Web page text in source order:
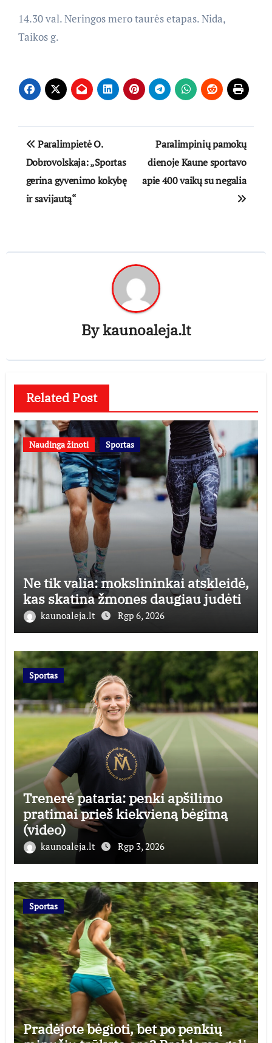
14.30 val. Neringos mero taurės etapas. Nida,
Taikos g.
Navigacija
tarp
įrašų
Paralimpietė O.
Dobrovolskaja: „Sportas
gerina gyvenimo kokybę
ir savijautą“
Paralimpinių pamokų
dienoje Kaune sportavo
apie 400 vaikų su negalia
Bykaunoaleja.lt
Related Post
Naudinga žinoti Sportas
Ne tik valia: mokslininkai atskleidė,
kas skatina žmones daugiau judėti
kaunoaleja.lt Rgp 6, 2026
Sportas
Trenerė pataria: penki apšilimo
pratimai prieš kiekvieną bėgimą
(video)
kaunoaleja.lt Rgp 3, 2026
Sportas
Pradėjote bėgioti, bet po penkių